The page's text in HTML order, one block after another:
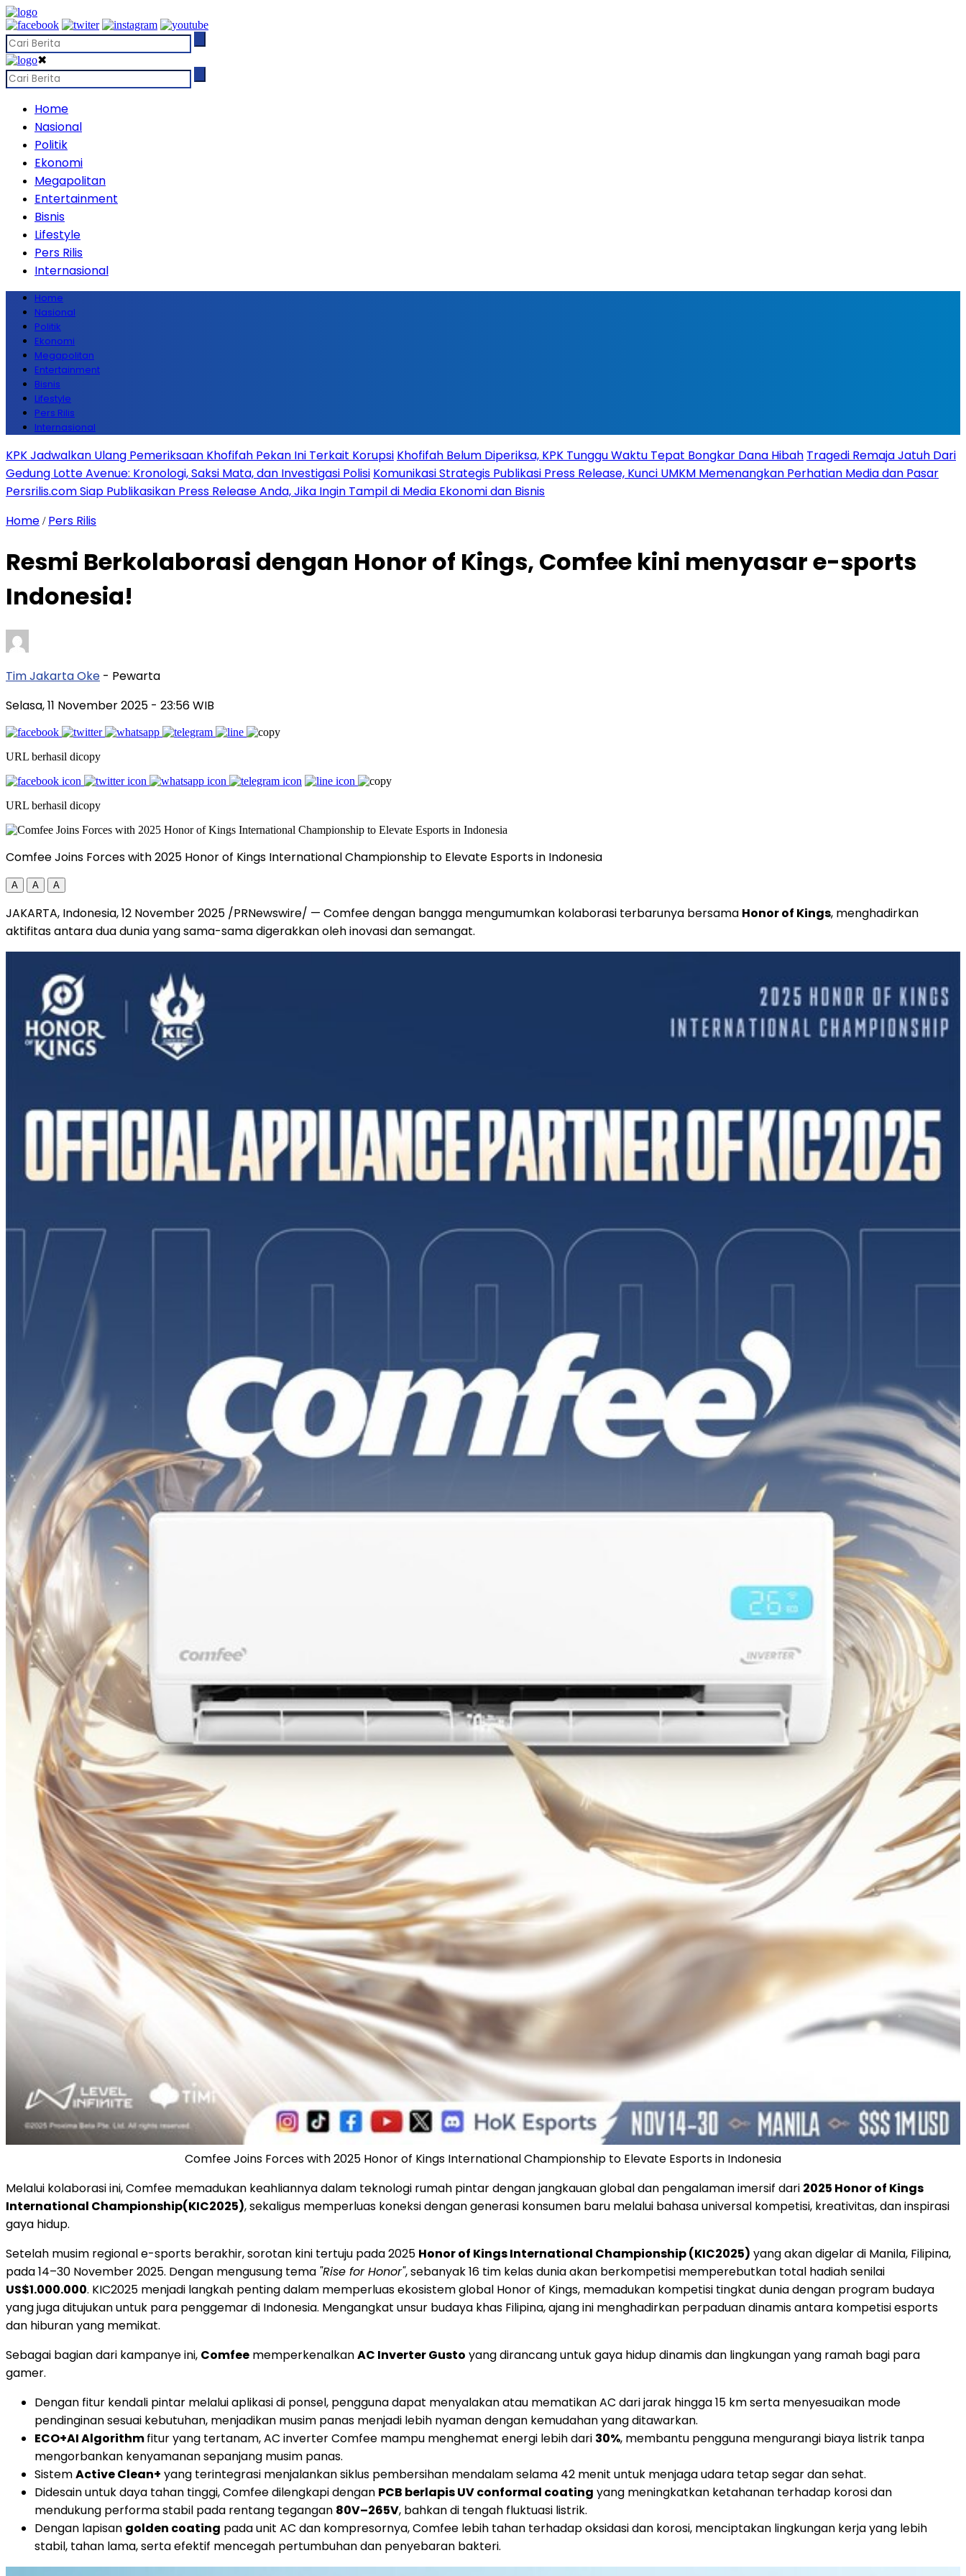
✖
Home
Nasional
Politik
Ekonomi
Megapolitan
Entertainment
Bisnis
Lifestyle
Pers Rilis
Internasional
Home
Nasional
Politik
Ekonomi
Megapolitan
Entertainment
Bisnis
Lifestyle
Pers Rilis
Internasional
KPK Jadwalkan Ulang Pemeriksaan Khofifah Pekan Ini Terkait Korupsi Khofifah Belum Diperiksa, KPK Tunggu Waktu Tepat Bongkar Dana Hibah Tragedi Remaja Jatuh Dari
Gedung Lotte Avenue: Kronologi, Saksi Mata, dan Investigasi Polisi Komunikasi Strategis Publikasi Press Release, Kunci UMKM Memenangkan Perhatian Media dan Pasar
Persrilis.com Siap Publikasikan Press Release Anda, Jika Ingin Tampil di Media Ekonomi dan Bisnis
Home / Pers Rilis
Resmi Berkolaborasi dengan Honor of Kings, Comfee kini menyasar e-sports
Indonesia!
Tim Jakarta Oke - Pewarta
Selasa, 11 November 2025 - 23:56 WIB
URL berhasil dicopy
URL berhasil dicopy
Comfee Joins Forces with 2025 Honor of Kings International Championship to Elevate Esports in Indonesia
A A A
JAKARTA, Indonesia,12 November 2025 /PRNewswire/ — Comfee dengan bangga mengumumkan kolaborasi terbarunya bersama Honor of Kings, menghadirkan
aktifitas antara dua dunia yang sama-sama digerakkan oleh inovasi dan semangat.
Comfee Joins Forces with 2025 Honor of Kings International Championship to Elevate Esports in Indonesia
Melalui kolaborasi ini, Comfee memadukan keahliannya dalam teknologi rumah pintar dengan jangkauan global dan pengalaman imersif dari 2025 Honor of Kings
International Championship(KIC2025), sekaligus memperluas koneksi dengan generasi konsumen baru melalui bahasa universal kompetisi, kreativitas, dan inspirasi
gaya hidup.
Setelah musim regional e-sports berakhir, sorotan kini tertuju pada 2025 Honor of Kings International Championship (KIC2025) yang akan digelar di Manila, Filipina,
pada 14–30 November 2025. Dengan mengusung tema "Rise for Honor", sebanyak 16 tim kelas dunia akan berkompetisi memperebutkan total hadiah senilai
US$1.000.000. KIC2025 menjadi langkah penting dalam memperluas ekosistem global Honor of Kings, memadukan kompetisi tingkat dunia dengan program budaya
yang juga ditujukan untuk para penggemar di Indonesia. Mengangkat unsur budaya khas Filipina, ajang ini menghadirkan perpaduan dinamis antara kompetisi esports
dan hiburan yang memikat.
Sebagai bagian dari kampanye ini, Comfee memperkenalkanAC Inverter Gusto yang dirancang untuk gaya hidup dinamis dan lingkungan yang ramah bagi para
gamer.
Dengan fitur kendali pintar melalui aplikasi di ponsel, pengguna dapat menyalakan atau mematikan AC dari jarak hingga 15 km serta menyesuaikan mode
pendinginan sesuai kebutuhan, menjadikan musim panas menjadi lebih nyaman dengan kemudahan yang ditawarkan.
ECO+AI Algorithmfitur yang tertanam, AC inverter Comfee mampu menghemat energi lebih dari 30%, membantu pengguna mengurangi biaya listrik tanpa
mengorbankan kenyamanan sepanjang musim panas.
SistemActive Clean+ yang terintegrasi menjalankan siklus pembersihan mendalam selama 42 menit untuk menjaga udara tetap segar dan sehat.
Didesain untuk daya tahan tinggi, Comfee dilengkapi dengan PCB berlapis UV conformal coating yang meningkatkan ketahanan terhadap korosi dan
mendukung performa stabil pada rentang tegangan 80V–265V, bahkan di tengah fluktuasi listrik.
Dengan lapisan golden coating pada unit AC dan kompresornya, Comfee lebih tahan terhadap oksidasi dan korosi, menciptakan lingkungan kerja yang lebih
stabil, tahan lama, serta efektif mencegah pertumbuhan dan penyebaran bakteri.